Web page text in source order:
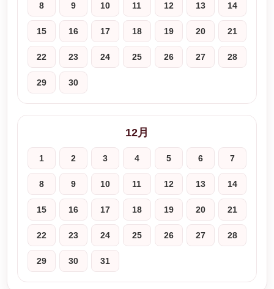
8 9 10 11 12 13 14
15 16 17 18 19 20 21
22 23 24 25 26 27 28
29 30
12月
1 2 3 4 5 6 7
8 9 10 11 12 13 14
15 16 17 18 19 20 21
22 23 24 25 26 27 28
29 30 31